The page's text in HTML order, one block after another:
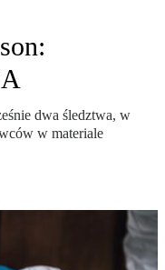
dwa śledztwa, w
w materiale